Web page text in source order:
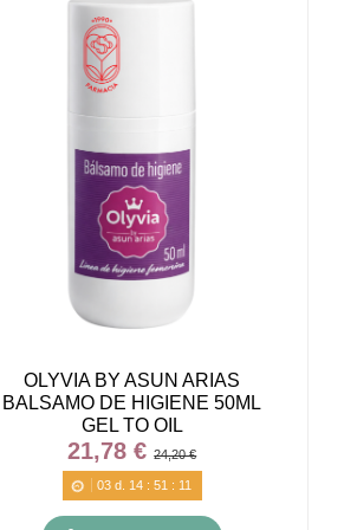
OLYVIA BY ASUN ARIAS
BALSAMO DE HIGIENE 50ML
GEL TO OIL
21,78 €24,20 €
03d. 14: 51 : 10